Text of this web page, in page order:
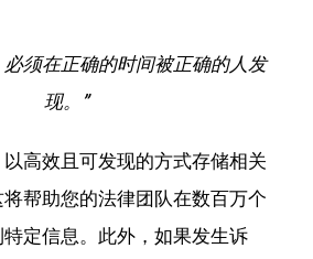
必须在正确的时间被正确的人发
现。”
高效且可发现的方式存储相关
将帮助您的法律团队在数百万个
定信息。 此外，如果发生诉